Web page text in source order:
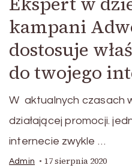
kampani
dostosuje
do twojego
W aktualnych czasach
działającej promocji.
internecie zwykle …
Admin 17 sierpnia 2020